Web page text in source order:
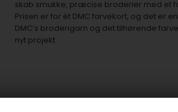
skab smukke, præcise broderier med et
Prisen er for ét DMC farvekort, og det er
DMC’s broderigarn og det tilhørende
nyt projekt.